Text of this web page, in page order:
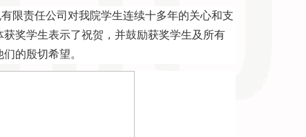
限责任公司对我院学生连续十多年的关心和支
奖学生表示了祝贺，并鼓励获奖学生及所有
的殷切希望。